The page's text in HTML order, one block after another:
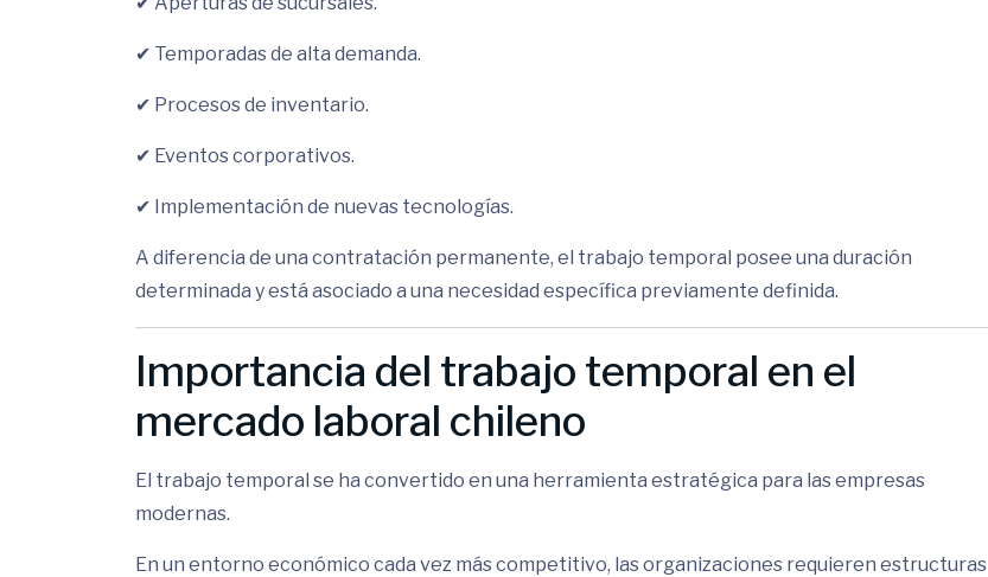
✔ Temporadas de alta demanda.
✔ Procesos de inventario.
✔ Eventos corporativos.
✔ Implementación de nuevas tecnologías.
A diferencia de una contratación permanente, el trabajo temporal posee una duración
determinada y está asociado a una necesidad específica previamente definida.
Importancia del trabajo temporal en el
mercado laboral chileno
El trabajo temporal se ha convertido en una herramienta estratégica para las empresas
modernas.
En un entorno económico cada vez más competitivo, las organizaciones requieren estructuras